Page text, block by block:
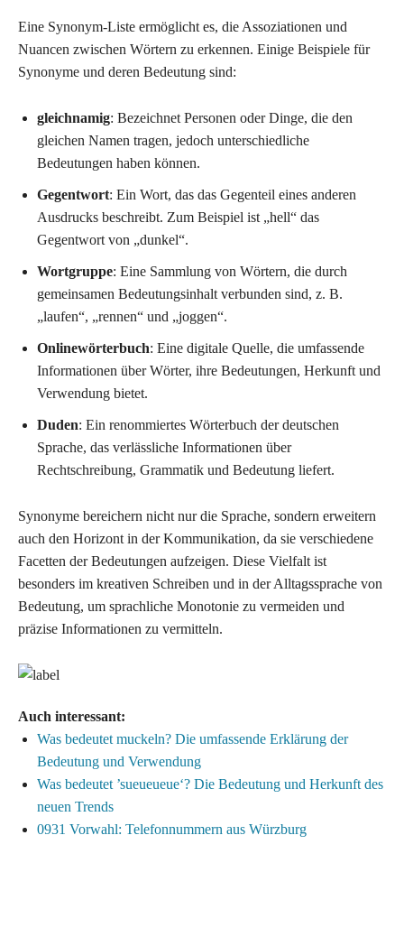
Eine Synonym-Liste ermöglicht es, die Assoziationen und
Nuancen zwischen Wörtern zu erkennen. Einige Beispiele für
Synonyme und deren Bedeutung sind:
gleichnamig: Bezeichnet Personen oder Dinge, die den
gleichen Namen tragen, jedoch unterschiedliche
Bedeutungen haben können.
Gegentwort: Ein Wort, das das Gegenteil eines anderen
Ausdrucks beschreibt. Zum Beispiel ist „hell“ das
Gegentwort von „dunkel“.
Wortgruppe: Eine Sammlung von Wörtern, die durch
gemeinsamen Bedeutungsinhalt verbunden sind, z. B.
„laufen“, „rennen“ und „joggen“.
Onlinewörterbuch: Eine digitale Quelle, die umfassende
Informationen über Wörter, ihre Bedeutungen, Herkunft und
Verwendung bietet.
Duden: Ein renommiertes Wörterbuch der deutschen
Sprache, das verlässliche Informationen über
Rechtschreibung, Grammatik und Bedeutung liefert.
Synonyme bereichern nicht nur die Sprache, sondern erweitern
auch den Horizont in der Kommunikation, da sie verschiedene
Facetten der Bedeutungen aufzeigen. Diese Vielfalt ist
besonders im kreativen Schreiben und in der Alltagssprache von
Bedeutung, um sprachliche Monotonie zu vermeiden und
präzise Informationen zu vermitteln.
Auch interessant:
Was bedeutet muckeln? Die umfassende Erklärung der
Bedeutung und Verwendung
Was bedeutet ’sueueueue‘? Die Bedeutung und Herkunft des
neuen Trends
0931 Vorwahl: Telefonnummern aus Würzburg